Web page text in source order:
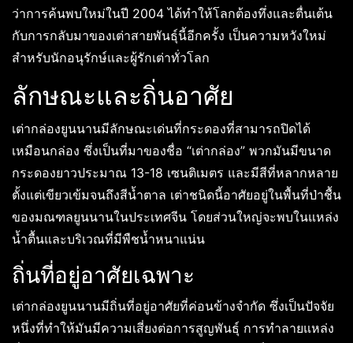
ว่าการค้นพบใหม่ในปี 2004 ได้ทำให้โลกต้องทึ่งและตื่นเต้น
กับการกลับมาของเต่าสายพันธุ์นี้อีกครั้ง เป็นความหวังใหม่
สำหรับนักอนุรักษ์และผู้รักเต่าทั่วโลก
ลักษณะและถิ่นอาศัย
เต่ากล่องยูนนานมีลักษณะเด่นที่กระดองที่สามารถปิดได้
เหมือนกล่อง ซึ่งเป็นที่มาของชื่อ “เต่ากล่อง” พวกมันมีขนาด
กระดองยาวประมาณ 13-18 เซนติเมตร และมีสีที่หลากหลาย
ตั้งแต่เขียวเข้มจนถึงสีน้ำตาล เต่าชนิดนี้อาศัยอยู่ในพื้นที่ป่าชื้น
ของมณฑลยูนนานในประเทศจีน โดยส่วนใหญ่จะพบในแหล่ง
น้ำตื้นและบริเวณที่มีพืชน้ำหนาแน่น
ถิ่นที่อยู่อาศัยเฉพาะ
เต่ากล่องยูนนานมีถิ่นที่อยู่อาศัยที่ค่อนข้างจำกัด ซึ่งเป็นปัจจัย
หนึ่งที่ทำให้มันมีความเสี่ยงต่อการสูญพันธุ์ การทำลายแหล่ง